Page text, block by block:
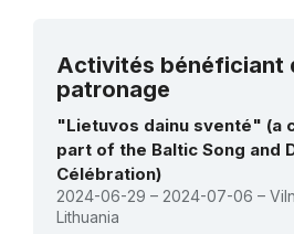
Montant (US$)45 834
Activités bénéficiant
patronage
"Lietuvos dainu sventé" (a
part of the Baltic Song and
Célébration)
2024-06-29 – 2024-07-06 –
Lithuania